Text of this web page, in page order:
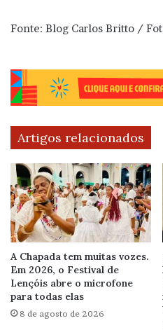
Fonte: Blog Carlos Britto /
Artigos relacionados
A Chapada tem muitas vozes.
Em 2026, o Festival de
Lençóis abre o microfone
para todas elas
8 de agosto de 2026